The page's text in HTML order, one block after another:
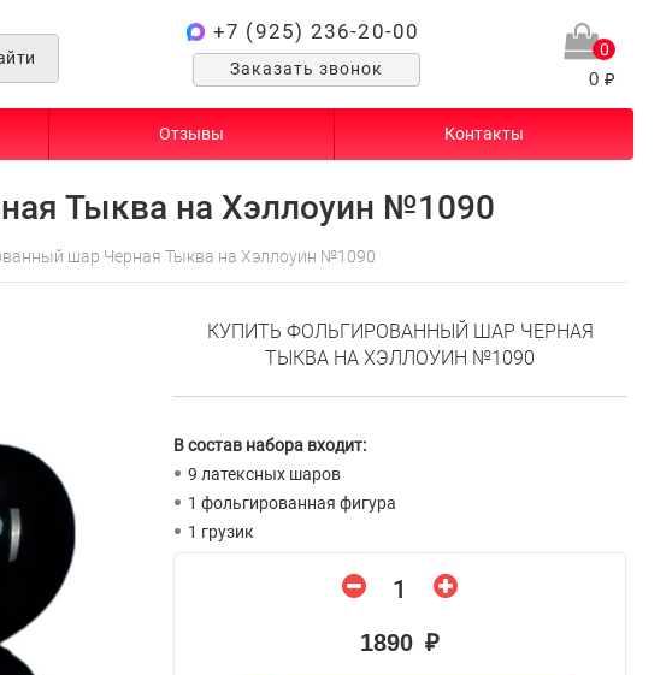
+7 (925) 236-20-00
Заказать звонок
0
0 ₽
Отзывы Контакты
Тыква на Хэллоуин №1090
шар Черная Тыква на Хэллоуин №1090
КУПИТЬ ФОЛЬГИРОВАННЫЙ ШАР ЧЕРНАЯ
ТЫКВА НА ХЭЛЛОУИН №1090
В состав набора входит:
9 латексных шаров
1 фольгированная фигура
1 грузик
1890 ₽